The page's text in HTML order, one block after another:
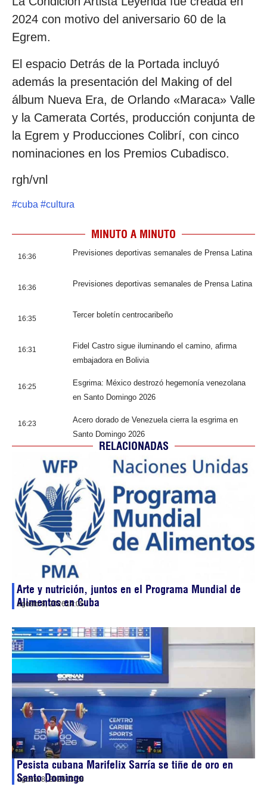
2024 con motivo del aniversario 60 de la
Egrem.
El espacio Detrás de la Portada incluyó
además la presentación del Making of del
álbum Nueva Era, de Orlando «Maraca» Valle
y la Camerata Cortés, producción conjunta de
la Egrem y Producciones Colibrí, con cinco
nominaciones en los Premios Cubadisco.
rgh/vnl
#cuba #cultura
MINUTO A MINUTO
16:36 Previsiones deportivas semanales de Prensa Latina
16:36 Previsiones deportivas semanales de Prensa Latina
16:35 Tercer boletín centrocaribeño
16:31
Fidel Castro sigue iluminando el camino, afirma
embajadora en Bolivia
16:25
Esgrima: México destrozó hegemonía venezolana
en Santo Domingo 2026
16:23
Acero dorado de Venezuela cierra la esgrima en
Santo Domingo 2026
RELACIONADAS
Arte y nutrición, juntos en el Programa Mundial de
Alimentos en Cuba
agosto 8, 202614:05
Pesista cubana Marifelix Sarría se tiñe de oro en
Santo Domingo
agosto 8, 202613:28